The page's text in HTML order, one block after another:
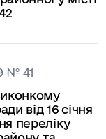
№ 41
від 16 січня
переліку